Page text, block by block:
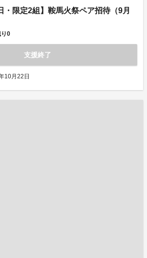
・限定2組】鞍馬火祭ペア招待（9月
0
支援終了
10月22日